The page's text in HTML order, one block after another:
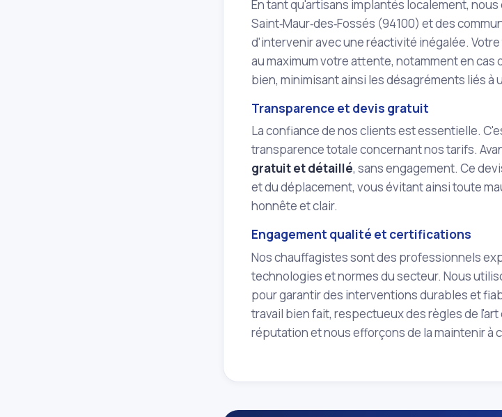
En tant qu'artisans implantés localement,
Saint‑Maur‑des‑Fossés (94100) et des
d'intervenir avec une réactivité inégalée.
au maximum votre attente, notamment en
bien, minimisant ainsi les désagréments liés à
Transparence et devis gratuit
La confiance de nos clients est essentielle.
transparence totale concernant nos tarifs.
gratuit et détaillé, sans engagement. Ce
et du déplacement, vous évitant ainsi toute
honnête et clair.
Engagement qualité et certifications
Nos chauffagistes sont des professionnels
technologies et normes du secteur. Nous
pour garantir des interventions durables et
travail bien fait, respectueux des règles de
réputation et nous efforçons de la maintenir à